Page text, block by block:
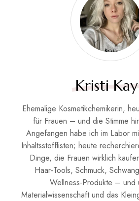
Kristi Kay
Ehemalige Kosmetikchemikerin,
für Frauen – und die Stimme
Angefangen habe ich im Labor
Inhaltsstofflisten; heute
Dinge, die Frauen wirklich
Haar-Tools, Schmuck,
Wellness-Produkte – und
Materialwissenschaft und das